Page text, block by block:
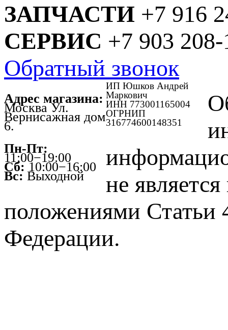
ЗАПЧАСТИ +7 916
СЕРВИС +7 903
Обратный звонок
Адрес магазина:
Москва Ул.
Вернисажная дом
6.
Пн-Пт:
11:00−19:00
Сб:10:00−16:00
Вс: Выходной
ИП Юшков Андрей
Маркович
ИНН 773001165004
ОГРНИП
316774600148351
не
положениями Статьи
Федерации.